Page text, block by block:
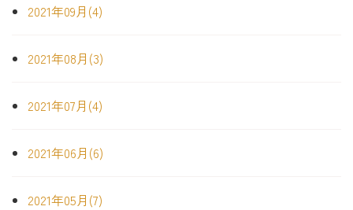
2021年09月(4)
2021年08月(3)
2021年07月(4)
2021年06月(6)
2021年05月(7)